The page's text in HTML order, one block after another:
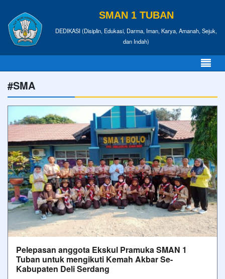
SMAN 1 TUBAN
DEDIKASI (Disiplin, Edukasi, Darma, Iman, Karya, Amanah, Sejuk,
dan Indah)
#SMA
Pelepasan anggota Ekskul Pramuka SMAN 1
Tuban untuk mengikuti Kemah Akbar Se-
Kabupaten Deli Serdang